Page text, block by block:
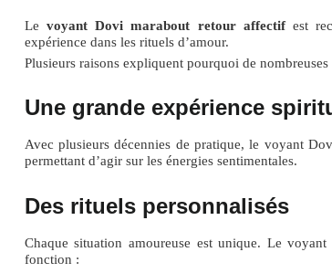
Le voyant Dovi marabout retour affectifest
expérience dans les rituels d’amour.
Plusieurs raisons expliquent pourquoi de
Une grande expérience
Avec plusieurs décennies de pratique, le voyant
permettant d’agir sur les énergies sentimentales.
Des rituels personnalisés
Chaque situation amoureuse est unique. Le
fonction :